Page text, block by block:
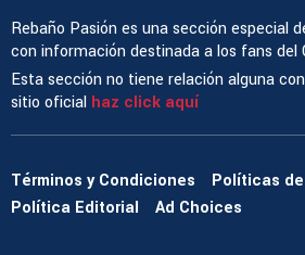
Rebaño Pasión es una sección especial
con información destinada a los fans del
Esta sección no tiene relación alguna
sitio oficial haz click aquí
Términos y Condiciones
Políticas
Política Editorial
Ad Choices